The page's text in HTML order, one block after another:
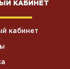
КАБИНЕТ
кабинет